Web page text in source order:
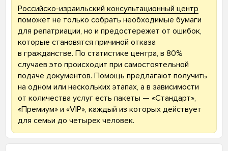
Российско-израильский консультационный центр
поможет не только собрать необходимые бумаги
для репатриации, но и предостережет от ошибок,
которые становятся причиной отказа
в гражданстве. По статистике центра, в 80%
случаев это происходит при самостоятельной
подаче документов. Помощь предлагают получить
на одном или нескольких этапах, а в зависимости
от количества услуг есть пакеты — «Стандарт»,
«Премиум» и «VIP», каждый из которых действует
для семьи до четырех человек.